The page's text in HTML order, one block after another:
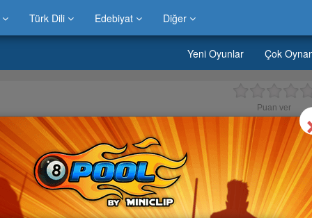
Türk Dili Edebiyat Diğer
Yeni Oyunlar Çok
Puan ver